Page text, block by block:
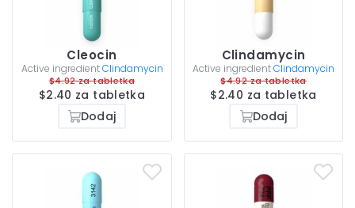
Cleocin
Active ingredient Clindamycin
$4.92 za tabletka
$2.40 za tabletka
Dodaj
Clindamycin
Active ingredientClindamycin
$4.92 za tabletka
$2.40 za tabletka
Dodaj